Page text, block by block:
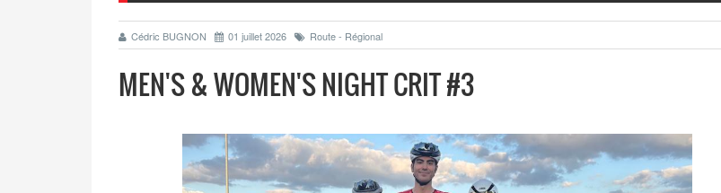
Cédric BUGNON 01 juillet 2026 Route - Régional
MEN'S & WOMEN'S NIGHT CRIT #3